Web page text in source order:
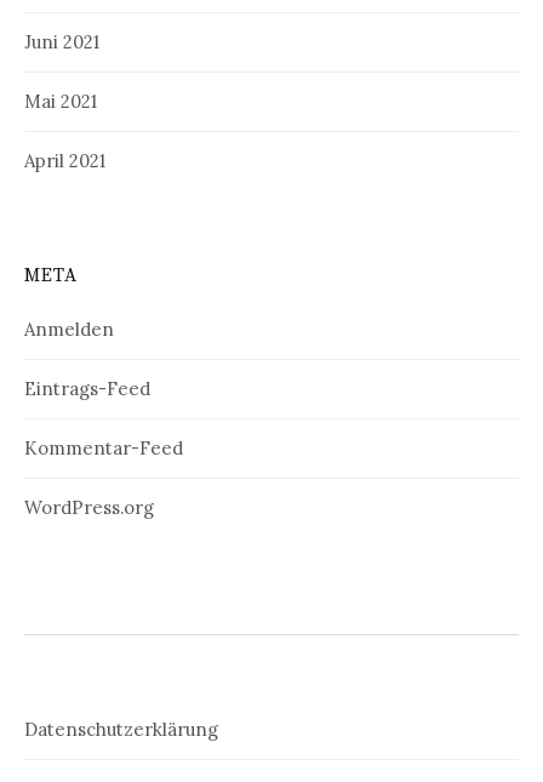
Juni 2021
Mai 2021
April 2021
META
Anmelden
Eintrags-Feed
Kommentar-Feed
WordPress.org
Datenschutzerklärung